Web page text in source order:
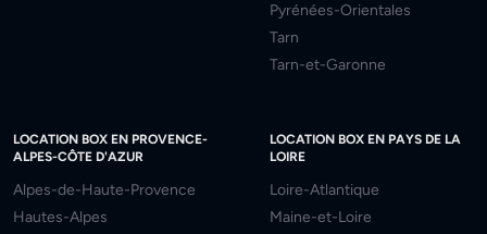
Pyrénées-Orientales
Tarn
Tarn-et-Garonne
LOCATION BOX EN PROVENCE-
ALPES-CÔTE D'AZUR
Alpes-de-Haute-Provence
Hautes-Alpes
LOCATION BOX EN PAYS DE LA
LOIRE
Loire-Atlantique
Maine-et-Loire